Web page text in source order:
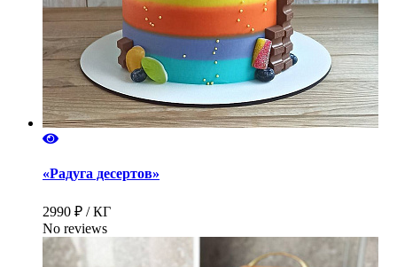
«Радуга десертов»
2990 ₽ / КГ
No reviews